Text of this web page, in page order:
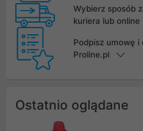
Wybierz sposób
kuriera lub online
Podpisz umowę i
Proline.pl
Ostatnio oglądane